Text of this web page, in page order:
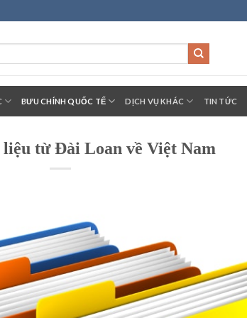
BƯU CHÍNH QUỐC TẾ DỊCH VỤ KHÁC TIN TỨC
từ Đài Loan về Việt Nam